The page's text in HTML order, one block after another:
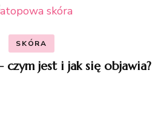
SKÓRA
czym jest i jak się objawia?